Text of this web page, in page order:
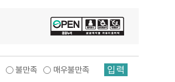
불만족 매우불만족 입력